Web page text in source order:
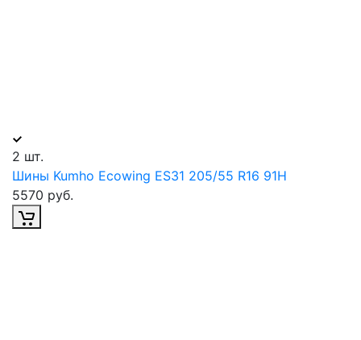
2 шт.
Шины Kumho Ecowing ES31 205/55 R16 91H
5570 руб.